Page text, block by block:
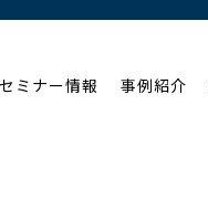
ミナー情報 事例紹介